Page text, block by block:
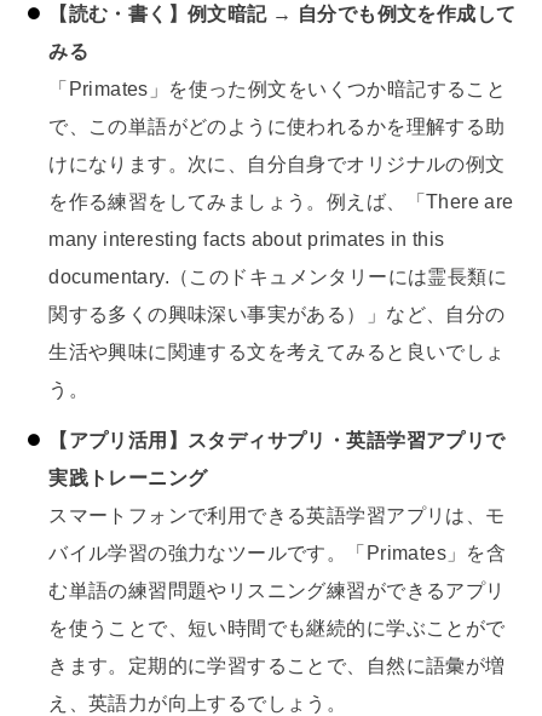
【読む・書く】例文暗記 → 自分でも例文を作成して
みる
「Primates」を使った例文をいくつか暗記すること
で、この単語がどのように使われるかを理解する助
けになります。次に、自分自身でオリジナルの例文
を作る練習をしてみましょう。例えば、「There are
many interesting facts about primates in this
documentary.（このドキュメンタリーには霊長類に
関する多くの興味深い事実がある）」など、自分の
生活や興味に関連する文を考えてみると良いでしょ
う。
【アプリ活用】スタディサプリ・英語学習アプリで
実践トレーニング
スマートフォンで利用できる英語学習アプリは、モ
バイル学習の強力なツールです。「Primates」を含
む単語の練習問題やリスニング練習ができるアプリ
を使うことで、短い時間でも継続的に学ぶことがで
きます。定期的に学習することで、自然に語彙が増
え、英語力が向上するでしょう。